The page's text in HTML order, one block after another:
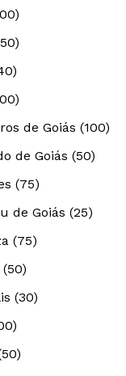
de Goiás (100)
de Goiás (50)
(75)
de Goiás (25)
(75)
(30)